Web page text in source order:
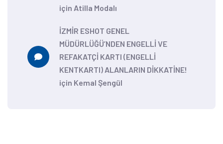
için Atilla Modalı
İZMİR ESHOT GENEL
MÜDÜRLÜĞÜ’NDEN ENGELLİ VE
REFAKATÇİ KARTI (ENGELLİ
KENTKARTI) ALANLARIN DİKKATİNE!
için Kemal Şengül